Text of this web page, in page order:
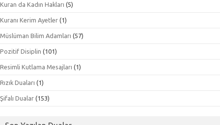
Kuran da Kadın Hakları (5)
Kuranı Kerim Ayetler (1)
Müslüman Bilim Adamları (57)
Pozitif Disiplin (101)
Resimli Kutlama Mesajları (1)
Rızık Duaları (1)
Şifalı Dualar (153)